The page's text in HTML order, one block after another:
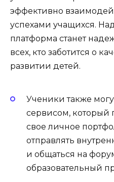
эффективно
успехами учащихся.
платформа станет
всех, кто заботится о
развитии детей.
Ученики также
сервисом, который
свое личное
отправлять
и общаться на
образовательный